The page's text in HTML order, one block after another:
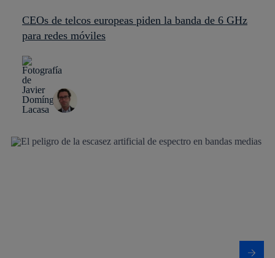
CEOs de telcos europeas piden la banda de 6 GHz
para redes móviles